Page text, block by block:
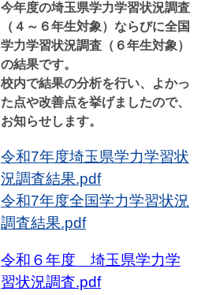
今年度の埼玉県学力学習状況調査
（４～６年生対象）ならびに全国
学力学習状況調査（６年生対象）
の結果です。
校内で結果の分析を行い、よかっ
た点や改善点を挙げましたので、
お知らせします。
令和7年度埼玉県学力学習状
況調査結果.pdf
令和7年度全国学力学習状況
調査結果.pdf
令和６年度 埼玉県学力学
習状況調査.pdf